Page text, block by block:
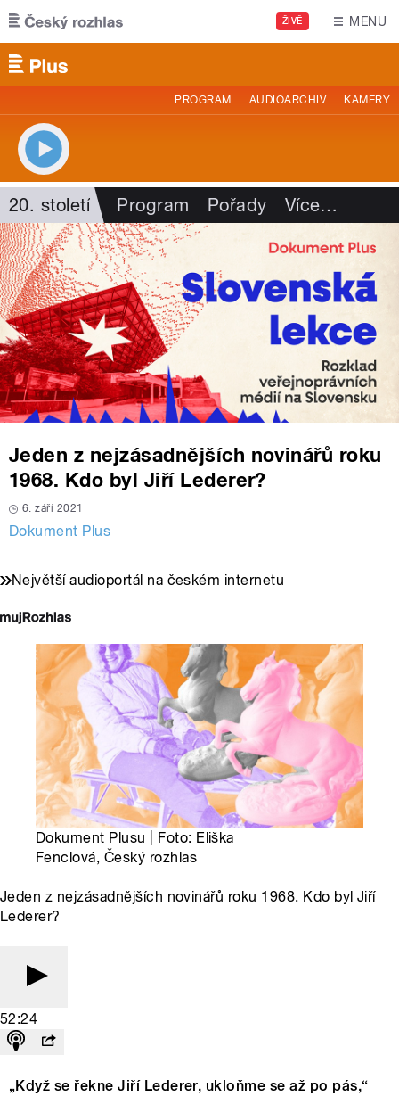
Přejít k hlavnímu obsahu
ŽIVĚ MENU
PROGRAM AUDIOARCHIV KAMERY
20. století Program Pořady Více…
Jeden z nejzásadnějších novinářů roku
1968. Kdo byl Jiří Lederer?
6. září 2021
Dokument Plus
Největší audioportál na českém internetu
Dokument Plusu | Foto: Eliška
Fenclová, Český rozhlas
Jeden z nejzásadnějších novinářů roku 1968. Kdo byl Jiří
Lederer?
52:24
„Když se řekne Jiří Lederer, ukloňme se až po pás,“